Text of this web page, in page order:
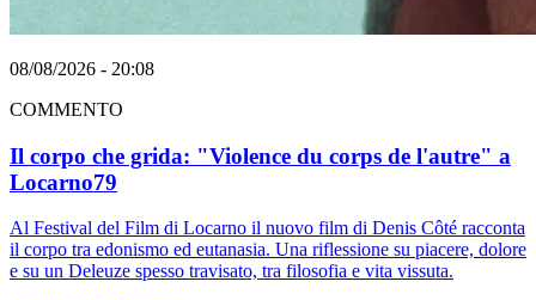
08/08/2026 - 20:08
COMMENTO
Il corpo che grida: "Violence du corps de l'autre" a
Locarno79
Al Festival del Film di Locarno il nuovo film di Denis Côté racconta
il corpo tra edonismo ed eutanasia. Una riflessione su piacere, dolore
e su un Deleuze spesso travisato, tra filosofia e vita vissuta.